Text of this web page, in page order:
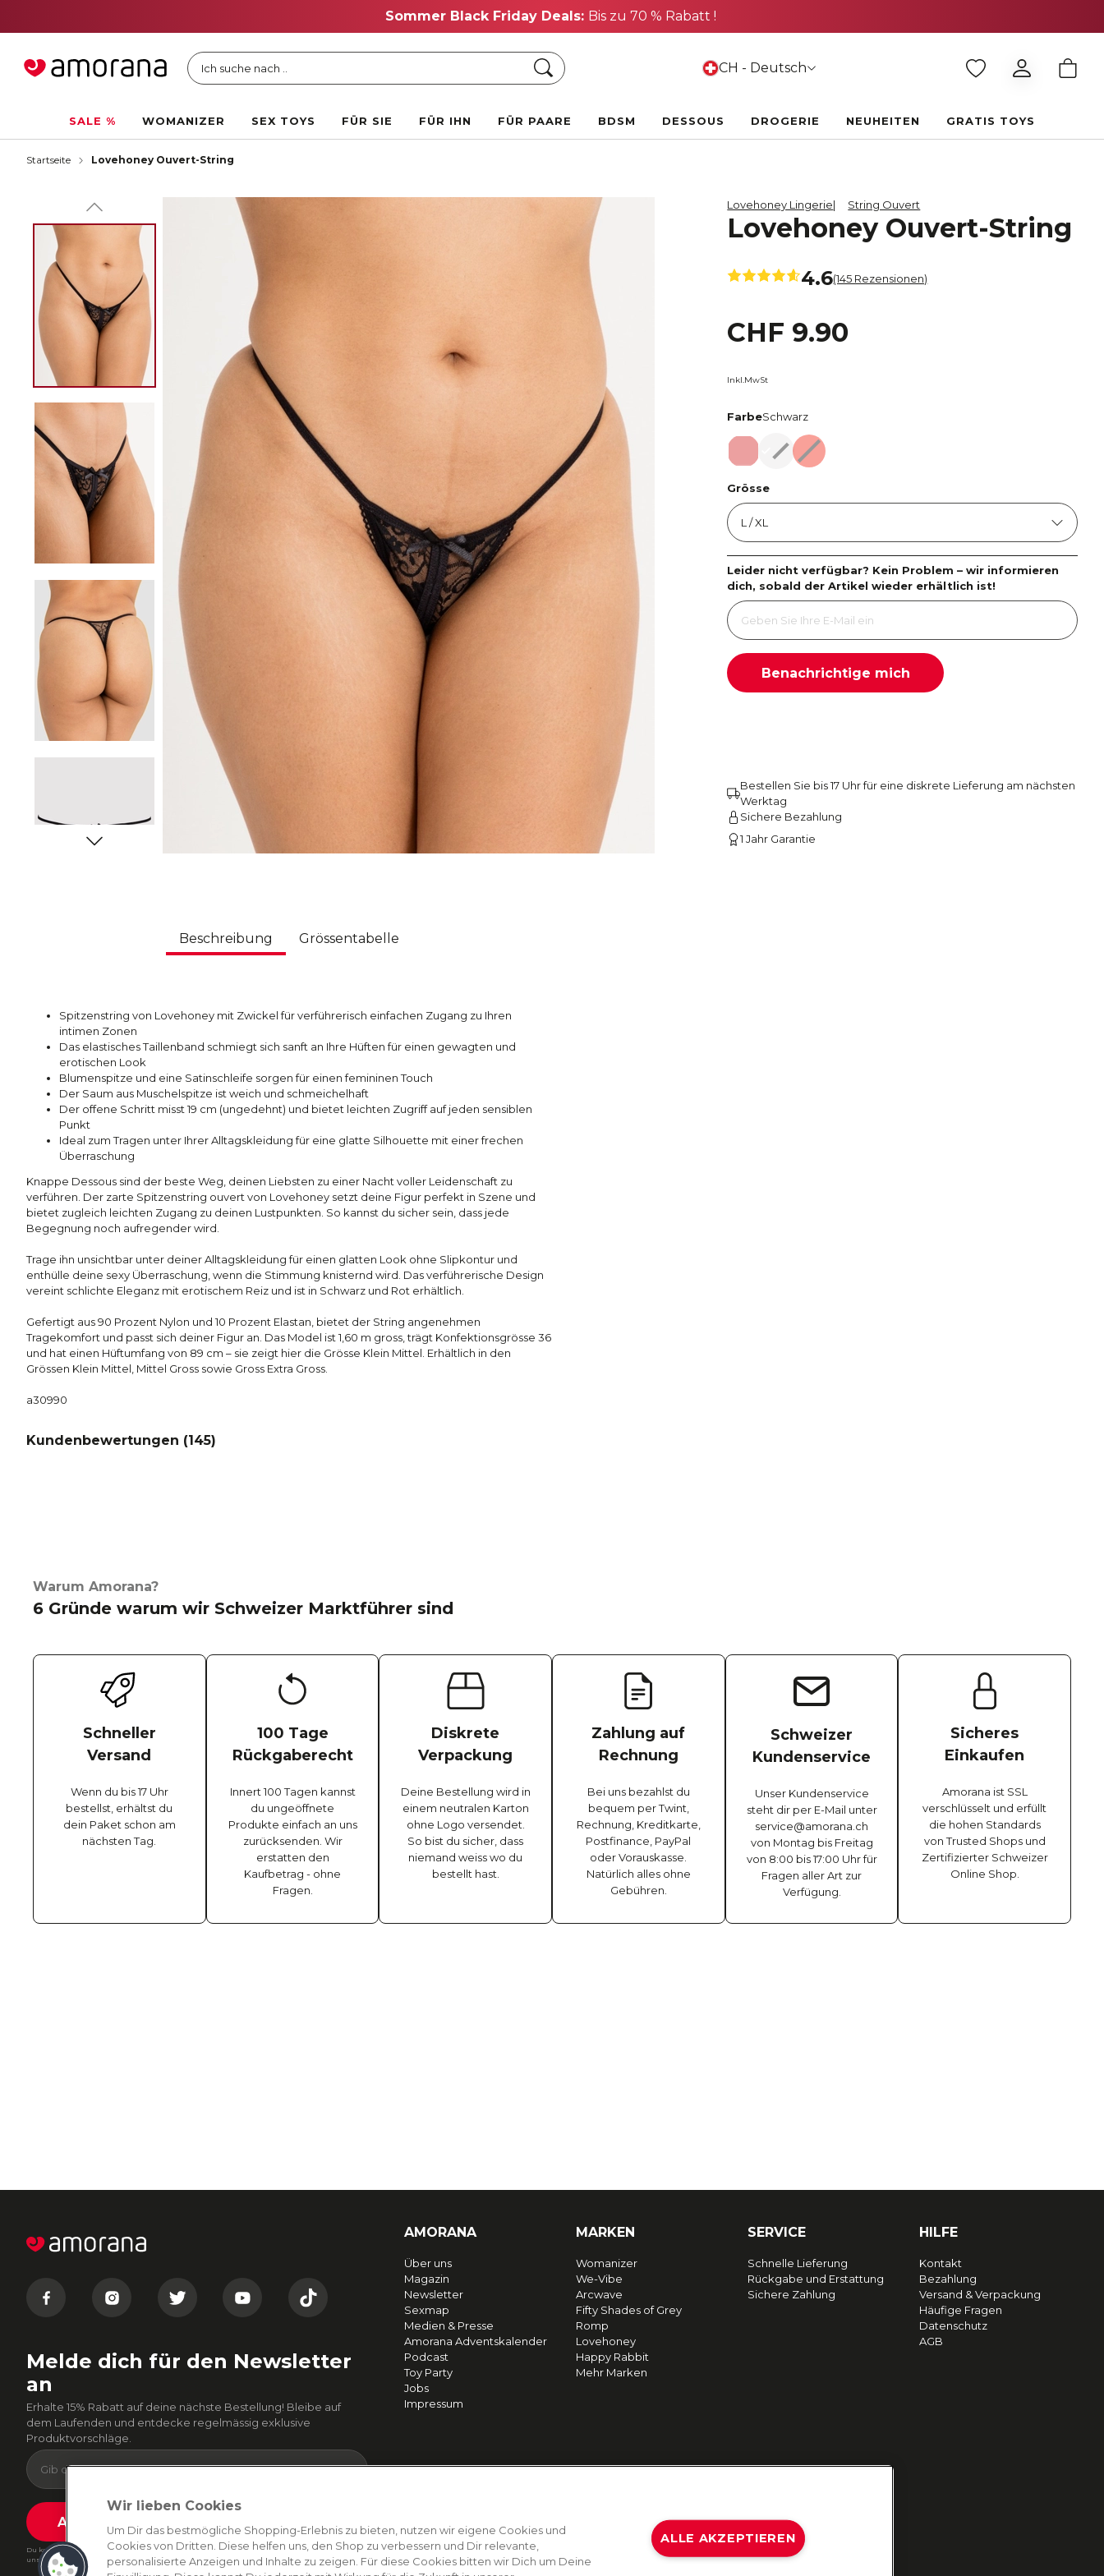
Sommer Black Friday Deals: Bis zu 70 % Rabatt !
Ich suche nach .. Suche CH - Deutsch
SALE % WOMANIZER SEX TOYS FÜR SIE FÜR IHN FÜR PAARE BDSM DESSOUS DROGERIE NEUHEITEN GRATIS TOYS
Startseite Lovehoney Ouvert-String
Lovehoney Lingerie String Ouvert
Lovehoney Ouvert-String
4.6(145 Rezensionen)
CHF 9.90
Inkl.MwSt
FarbeSchwarz
Rot Schwarz Rot
Grösse
Leider nicht verfügbar? Kein Problem – wir informieren
dich, sobald der Artikel wieder erhältlich ist!
Benachrichtige mich
Bestellen Sie bis 17 Uhr für eine diskrete Lieferung am nächsten
Werktag
Sichere Bezahlung
1 Jahr Garantie
Beschreibung Grössentabelle
Spitzenstring von Lovehoney mit Zwickel für verführerisch einfachen Zugang zu Ihren
intimen Zonen
Das elastisches Taillenband schmiegt sich sanft an Ihre Hüften für einen gewagten und
erotischen Look
Blumenspitze und eine Satinschleife sorgen für einen femininen Touch
Der Saum aus Muschelspitze ist weich und schmeichelhaft
Der offene Schritt misst 19 cm (ungedehnt) und bietet leichten Zugriff auf jeden sensiblen
Punkt
Ideal zum Tragen unter Ihrer Alltagskleidung für eine glatte Silhouette mit einer frechen
Überraschung
Knappe Dessous sind der beste Weg, deinen Liebsten zu einer Nacht voller Leidenschaft zu
verführen. Der zarte Spitzenstring ouvert von Lovehoney setzt deine Figur perfekt in Szene und
bietet zugleich leichten Zugang zu deinen Lustpunkten. So kannst du sicher sein, dass jede
Begegnung noch aufregender wird.
Trage ihn unsichtbar unter deiner Alltagskleidung für einen glatten Look ohne Slipkontur und
enthülle deine sexy Überraschung, wenn die Stimmung knisternd wird. Das verführerische Design
vereint schlichte Eleganz mit erotischem Reiz und ist in Schwarz und Rot erhältlich.
Gefertigt aus 90 Prozent Nylon und 10 Prozent Elastan, bietet der String angenehmen
Tragekomfort und passt sich deiner Figur an. Das Model ist 1,60 m gross, trägt Konfektionsgrösse 36
und hat einen Hüftumfang von 89 cm – sie zeigt hier die Grösse Klein Mittel. Erhältlich in den
Grössen Klein Mittel, Mittel Gross sowie Gross Extra Gross.
a30990
Kundenbewertungen (145)
Warum Amorana?
6 Gründe warum wir Schweizer Marktführer sind
Schneller
Versand
Wenn du bis 17 Uhr
bestellst, erhältst du
dein Paket schon am
nächsten Tag.
100 Tage
Rückgaberecht
Innert 100 Tagen kannst
du ungeöffnete
Produkte einfach an uns
zurücksenden. Wir
erstatten den
Kaufbetrag - ohne
Fragen.
Diskrete
Verpackung
Deine Bestellung wird in
einem neutralen Karton
ohne Logo versendet.
So bist du sicher, dass
niemand weiss wo du
bestellt hast.
Zahlung auf
Rechnung
Bei uns bezahlst du
bequem per Twint,
Rechnung, Kreditkarte,
Postfinance, PayPal
oder Vorauskasse.
Natürlich alles ohne
Gebühren.
Schweizer
Kundenservice
Unser Kundenservice
steht dir per E-Mail unter
service@amorana.ch
von Montag bis Freitag
von 8:00 bis 17:00 Uhr für
Fragen aller Art zur
Verfügung.
Sicheres
Einkaufen
Amorana ist SSL
verschlüsselt und erfüllt
die hohen Standards
von Trusted Shops und
Zertifizierter Schweizer
Online Shop.
Melde dich für den Newsletter
an
Erhalte 15% Rabatt auf deine nächste Bestellung! Bleibe auf
dem Laufenden und entdecke regelmässig exklusive
Produktvorschläge.
Absenden
Du kannst dich jederzeit von unserem Newsletter abmelden. Indem du fortfährst, stimmst du
unseren E-Mail-Bedingungenund Datenschutzbestimmungen zu
AMORANA
Über uns
Magazin
Newsletter
Sexmap
Medien & Presse
Amorana Adventskalender
Podcast
Toy Party
Jobs
Impressum
MARKEN
Womanizer
We-Vibe
Arcwave
Fifty Shades of Grey
Romp
Lovehoney
Happy Rabbit
Mehr Marken
SERVICE
Schnelle Lieferung
Rückgabe und Erstattung
Sichere Zahlung
HILFE
Kontakt
Bezahlung
Versand & Verpackung
Häufige Fragen
Datenschutz
AGB
Wir lieben Cookies
Um Dir das bestmögliche Shopping-Erlebnis zu bieten, nutzen wir eigene Cookies und
Cookies von Dritten. Diese helfen uns, den Shop zu verbessern und Dir relevante,
personalisierte Anzeigen und Inhalte zu zeigen. Für diese Cookies bitten wir Dich um Deine
ALLE AKZEPTIEREN